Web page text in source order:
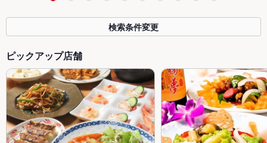
検索条件変更
ピックアップ店舗